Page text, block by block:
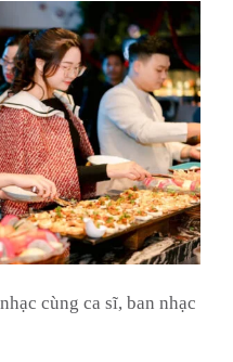
cùng ca sĩ, ban nhạc